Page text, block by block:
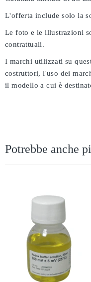
L'offerta include solo la
Le foto e le illustrazioni
contrattuali.
I marchi utilizzati su
costruttori, l'uso dei
il modello a cui è
Potrebbe anche